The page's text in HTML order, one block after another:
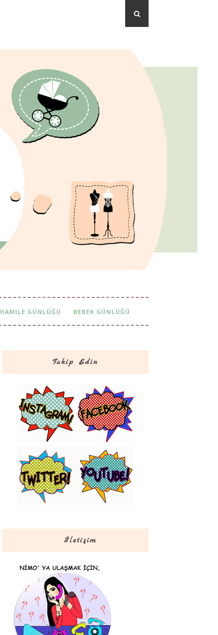
HAMILE GÜNLÜĞÜ BEBEK GÜNLÜĞÜ
Takip Edin
İletişim